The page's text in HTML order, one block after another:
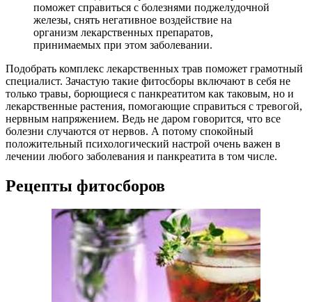
поможет справиться с болезнями поджелудочной
железы, снять негативное воздействие на
организм лекарственных препаратов,
принимаемых при этом заболевании.
Подобрать комплекс лекарственных трав поможет грамотный
специалист. Зачастую такие фитосборы включают в себя не
только травы, борющиеся с панкреатитом как таковым, но и
лекарственные растения, помогающие справиться с тревогой,
нервным напряжением. Ведь не даром говорится, что все
болезни случаются от нервов. А потому спокойный
положительный психологический настрой очень важен в
лечении любого заболевания и панкреатита в том числе.
Рецепты фитосборов